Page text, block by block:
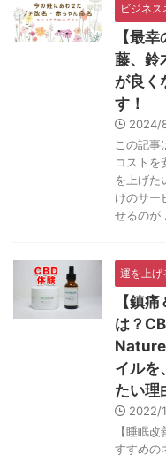
ビジネ
【最
藤、鈴
が良く
す！
2024/
この記
コストを
を上げた
けのサー
せるのが
運を上げ
【鎮
は？
イルを
たい理
2022/
【睡眠
すすめの